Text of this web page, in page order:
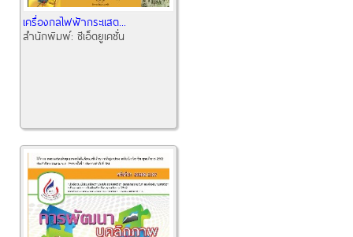
เครื่องกลไฟฟ้ากระแสต...
สำนักพิมพ์: ซีเอ็ดยูเคชั่น